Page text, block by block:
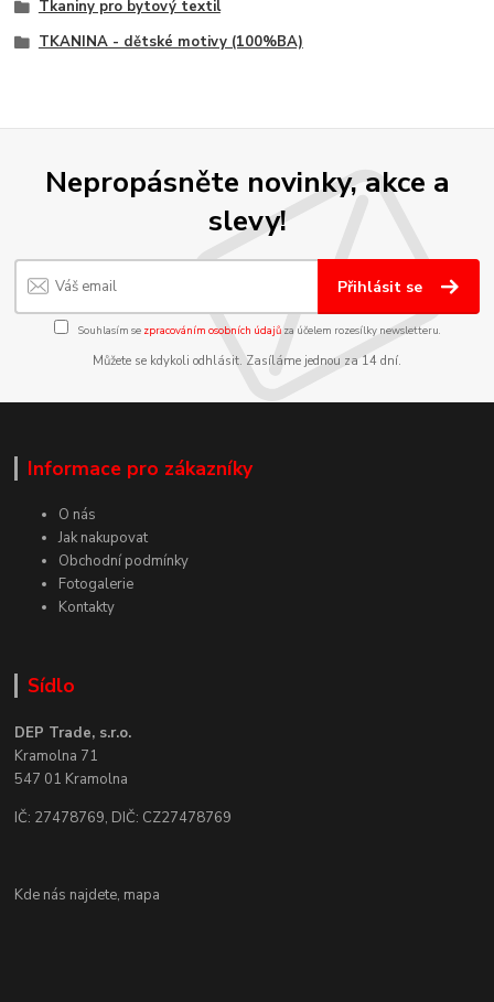
Tkaniny pro bytový textil
TKANINA - dětské motivy (100%BA)
Nepropásněte novinky, akce a
slevy!
Přihlásit se
Souhlasím se zpracováním osobních údajůza účelem rozesílky newsletteru.
Můžete se kdykoli odhlásit. Zasíláme jednou za 14 dní.
Informace pro zákazníky
O nás
Jak nakupovat
Obchodní podmínky
Fotogalerie
Kontakty
Sídlo
DEP Trade, s.r.o.
Kramolna 71
547 01 Kramolna
IČ: 27478769, DIČ: CZ27478769
Kde nás najdete, mapa